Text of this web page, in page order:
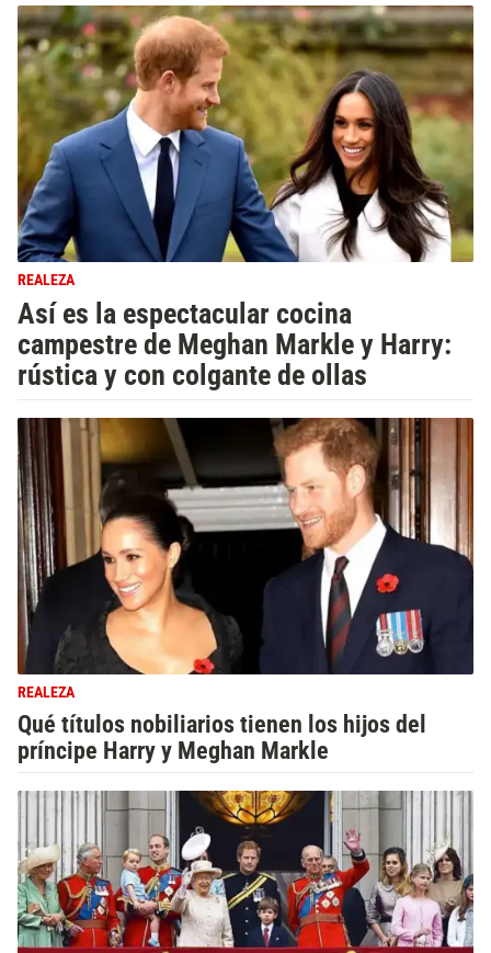
REALEZA
Así es la espectacular cocina
campestre de Meghan Markle y Harry:
rústica y con colgante de ollas
REALEZA
Qué títulos nobiliarios tienen los hijos del
príncipe Harry y Meghan Markle